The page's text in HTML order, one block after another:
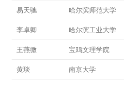
易天驰 哈尔滨师范大学
李卓卿 哈尔滨工业大学
王燕微 宝鸡文理学院
黄琰 南京大学